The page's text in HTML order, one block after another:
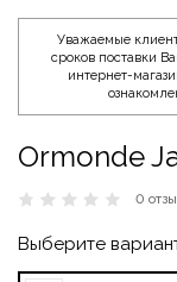
Уважаемые
сроков поставки
интернет-
Ormonde
0
Выберите